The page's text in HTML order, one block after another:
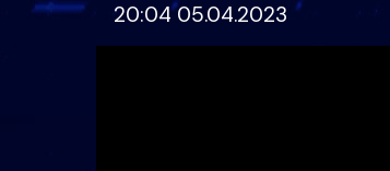
20:04 05.04.2023